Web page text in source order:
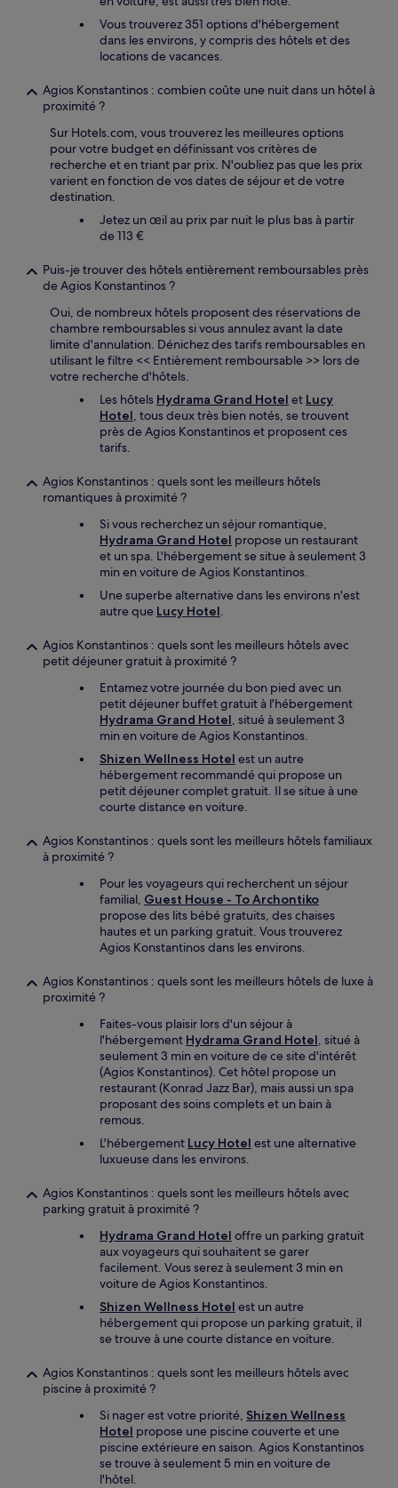
Vous trouverez 351 options d'hébergement
dans les environs, y compris des hôtels et des
locations de vacances.
Agios Konstantinos : combien coûte une nuit dans un hôtel à
proximité ?
Sur Hotels.com, vous trouverez les meilleures options
pour votre budget en définissant vos critères de
recherche et en triant par prix. N'oubliez pas que les prix
varient en fonction de vos dates de séjour et de votre
destination.
Jetez un œil au prix par nuit le plus bas à partir
de 113 €
Puis-je trouver des hôtels entièrement remboursables près
de Agios Konstantinos ?
Oui, de nombreux hôtels proposent des réservations de
chambre remboursables si vous annulez avant la date
limite d'annulation. Dénichez des tarifs remboursables en
utilisant le filtre << Entièrement remboursable >> lors de
votre recherche d'hôtels.
Les hôtels Hydrama Grand Hotel et Lucy
Hotel, tous deux très bien notés, se trouvent
près de Agios Konstantinos et proposent ces
tarifs.
Agios Konstantinos : quels sont les meilleurs hôtels
romantiques à proximité ?
Si vous recherchez un séjour romantique,
Hydrama Grand Hotel propose un restaurant
et un spa. L'hébergement se situe à seulement 3
min en voiture de Agios Konstantinos.
Une superbe alternative dans les environs n'est
autre que Lucy Hotel.
Agios Konstantinos : quels sont les meilleurs hôtels avec
petit déjeuner gratuit à proximité ?
Entamez votre journée du bon pied avec un
petit déjeuner buffet gratuit à l'hébergement
Hydrama Grand Hotel, situé à seulement 3
min en voiture de Agios Konstantinos.
Shizen Wellness Hotel est un autre
hébergement recommandé qui propose un
petit déjeuner complet gratuit. Il se situe à une
courte distance en voiture.
Agios Konstantinos : quels sont les meilleurs hôtels familiaux
à proximité ?
Pour les voyageurs qui recherchent un séjour
familial, Guest House - To Archontiko
propose des lits bébé gratuits, des chaises
hautes et un parking gratuit. Vous trouverez
Agios Konstantinos dans les environs.
Agios Konstantinos : quels sont les meilleurs hôtels de luxe à
proximité ?
Faites-vous plaisir lors d'un séjour à
l'hébergement Hydrama Grand Hotel, situé à
seulement 3 min en voiture de ce site d'intérêt
(Agios Konstantinos). Cet hôtel propose un
restaurant (Konrad Jazz Bar), mais aussi un spa
proposant des soins complets et un bain à
remous.
L'hébergement Lucy Hotel est une alternative
luxueuse dans les environs.
Agios Konstantinos : quels sont les meilleurs hôtels avec
parking gratuit à proximité ?
Hydrama Grand Hotel offre un parking gratuit
aux voyageurs qui souhaitent se garer
facilement. Vous serez à seulement 3 min en
voiture de Agios Konstantinos.
Shizen Wellness Hotel est un autre
hébergement qui propose un parking gratuit, il
se trouve à une courte distance en voiture.
Agios Konstantinos : quels sont les meilleurs hôtels avec
piscine à proximité ?
Si nager est votre priorité, Shizen Wellness
Hotel propose une piscine couverte et une
piscine extérieure en saison. Agios Konstantinos
se trouve à seulement 5 min en voiture de
l'hôtel.